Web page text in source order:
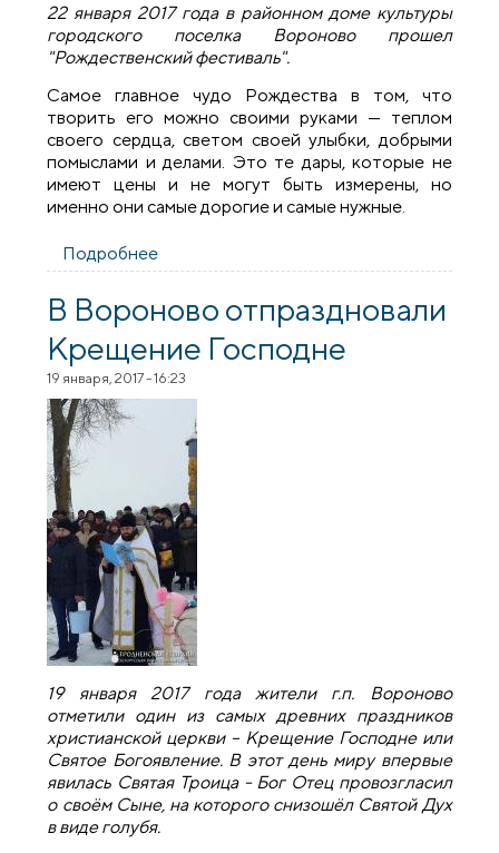
22 января 2017 года в районном доме культуры
городского поселка Вороново прошел
"Рождественский фестиваль".
Самое главное чудо Рождества в том, что
творить его можно своими руками — теплом
своего сердца, светом своей улыбки, добрыми
помыслами и делами. Это те дары, которые не
имеют цены и не могут быть измерены, но
именно они самые дорогие и самые нужные.
Подробнее
поселке Вороново
В Вороново отпраздновали
Крещение Господне
19 января, 2017 - 16:23
19 января 2017 года жители г.п. Вороново
отметили один из самых древних праздников
христианской церкви – Крещение Господне или
Святое Богоявление. В этот день миру впервые
явилась Святая Троица - Бог Отец провозгласил
о своём Сыне, на которого снизошёл Святой Дух
в виде голубя.